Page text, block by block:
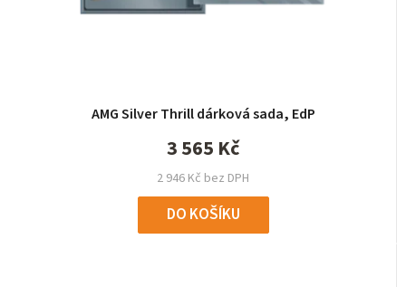
AMG Silver Thrill dárková sada, EdP
2 946 Kč bez DPH
3 565 Kč
DO KOŠÍKU